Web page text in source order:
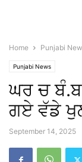
Home Punjabi
Punjabi News
ਘਰ ਚ
ਗਏ ਵੱਡੇ
September 14, 2025